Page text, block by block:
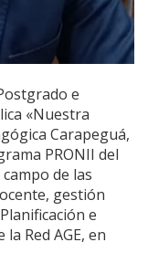
e
«Nuestra
Carapeguá,
PRONII del
de las
gestión
e
Red AGE, en